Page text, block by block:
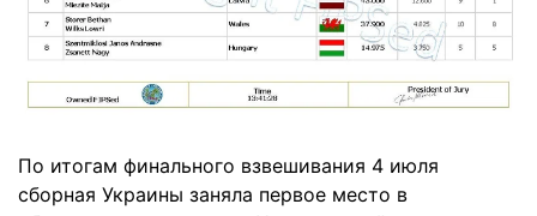
По итогам финального взвешивания 4 июля
сборная Украины заняла первое место в